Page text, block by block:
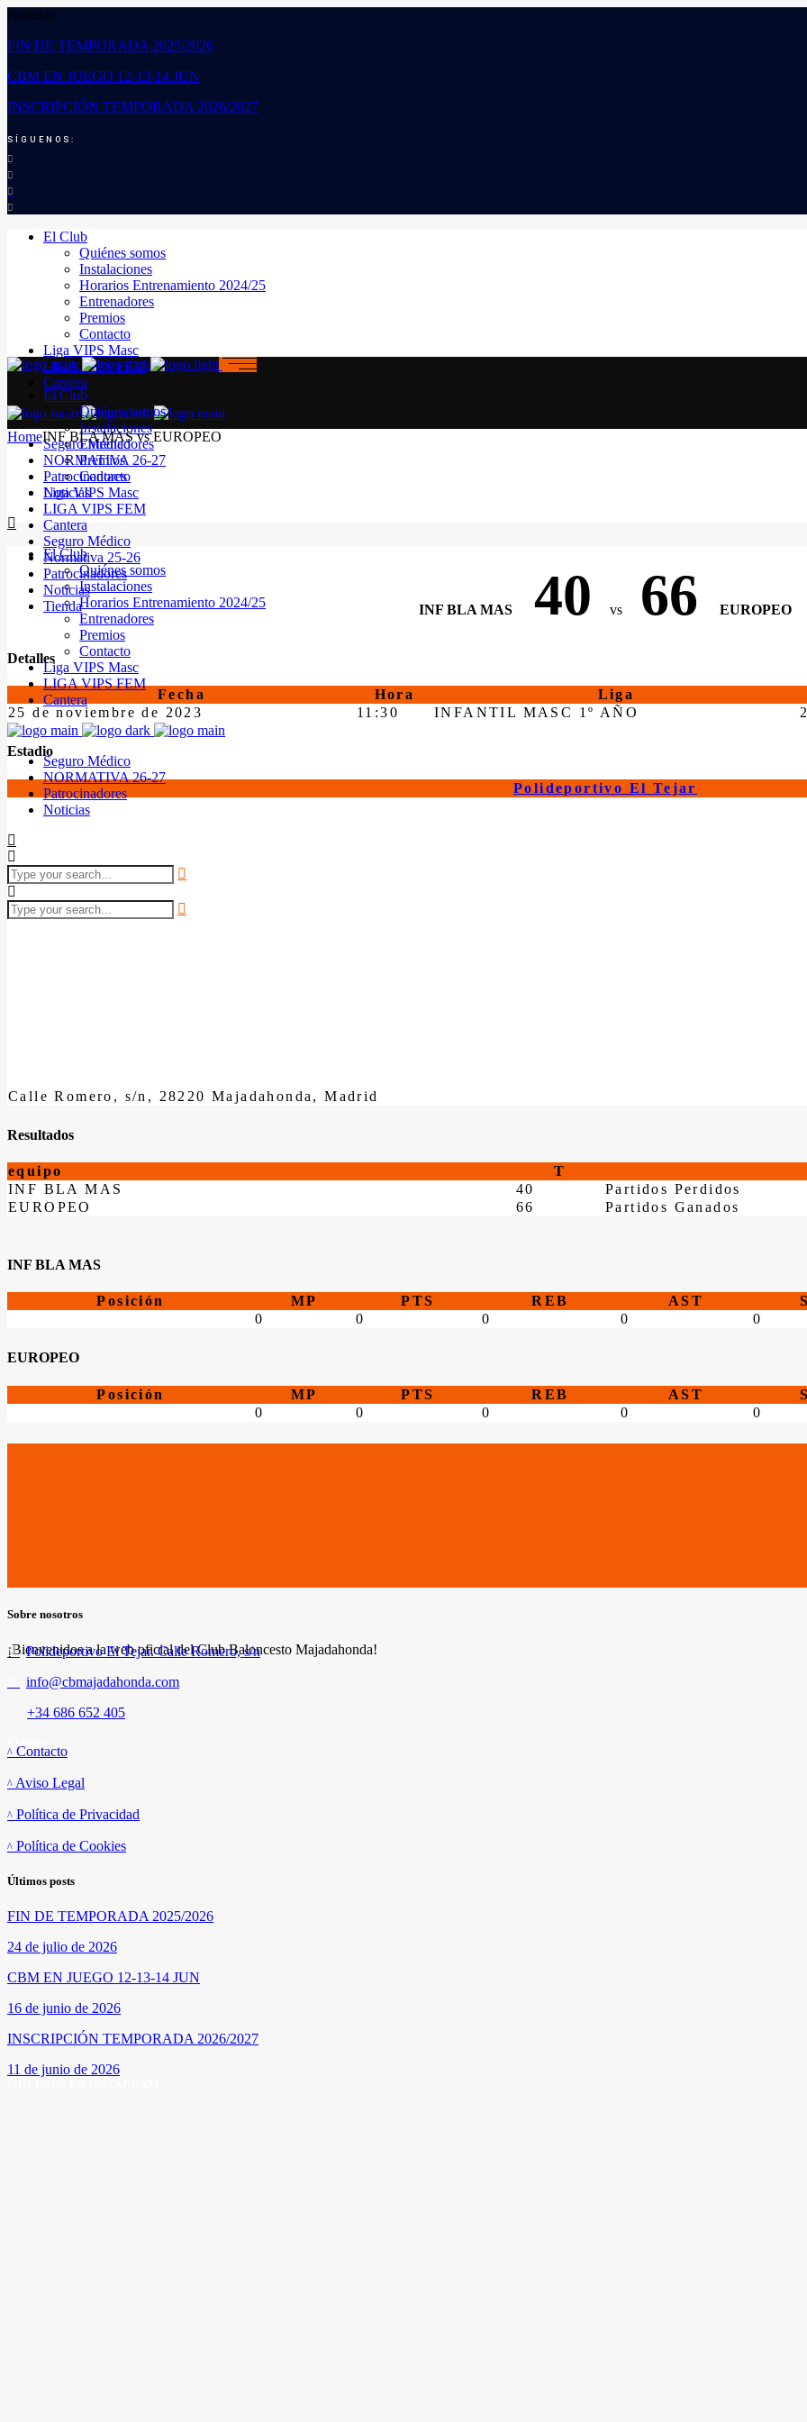
Noticias:
FIN DE TEMPORADA 2025/2026
CBM EN JUEGO 12-13-14 JUN
INSCRIPCIÓN TEMPORADA 2026/2027
SÍGUENOS:
El Club
Quiénes somos
Instalaciones
Horarios Entrenamiento 2024/25
Entrenadores
Premios
Contacto
Liga VIPS Masc
LIGA VIPS FEM
Cantera
Seguro Médico
NORMATIVA 26-27
Patrocinadores
Noticias
El Club
Quiénes somos
Instalaciones
Horarios Entrenamiento 2024/25
Entrenadores
Premios
Contacto
Liga VIPS Masc
LIGA VIPS FEM
Cantera
Seguro Médico
NORMATIVA 26-27
Patrocinadores
Noticias
El Club
Quiénes somos
Instalaciones
Entrenadores
Premios
Contacto
Liga VIPS Masc
LIGA VIPS FEM
Cantera
Seguro Médico
Normativa 25-26
Patrocinadores
Noticias
Tienda
HomeINF BLA MAS vs EUROPEO
INF BLA MAS 40 vs 66 EUROPEO
Detalles
Fecha Hora Liga
25 de noviembre de 2023
11:30 INFANTIL MASC 1º AÑO
Estadio
Polideportivo El Tejar
Calle Romero, s/n, 28220 Majadahonda, Madrid
Resultados
equipo T
INF BLA MAS
40
Partidos Perdidos
EUROPEO
66 Partidos Ganados
INF BLA MAS
Posición MP PTS REB AST
0
0 0 0 0
EUROPEO
Posición MP PTS REB AST
0
0 0 0 0
Sobre nosotros
¡Bienvenidos a la web oficial del Club Baloncesto Majadahonda!
Polideportivo El Tejar. Calle Romero, s/n
info@cbmajadahonda.com
+34 686 652 405
Contacto
Aviso Legal
Política de Privacidad
Política de Cookies
Últimos posts
FIN DE TEMPORADA 2025/2026
24 de julio de 2026
CBM EN JUEGO 12-13-14 JUN
16 de junio de 2026
INSCRIPCIÓN TEMPORADA 2026/2027
11 de junio de 2026